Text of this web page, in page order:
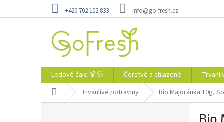
+420 702 102 833 info@go-fresh.cz
Ledové čaje 🍹💦 Čerstvé a chlazené
Domů Trvanlivé potraviny Bio Majoránka 10g,
Bio